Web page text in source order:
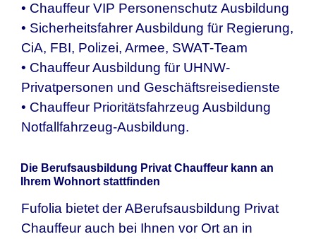
• Chauffeur VIP Personenschutz Ausbildung
• Sicherheitsfahrer Ausbildung für Regierung,
CiA, FBI, Polizei, Armee, SWAT-Team
• Chauffeur Ausbildung für UHNW-
Privatpersonen und Geschäftsreisedienste
• Chauffeur Prioritätsfahrzeug Ausbildung
Notfallfahrzeug-Ausbildung.
Die Berufsausbildung Privat Chauffeur kann an
Ihrem Wohnort stattfinden
Fufolia bietet der ABerufsausbildung Privat
Chauffeur auch bei Ihnen vor Ort an in